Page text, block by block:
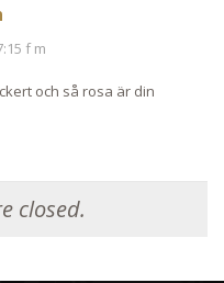
f m
och så rosa är din
closed.